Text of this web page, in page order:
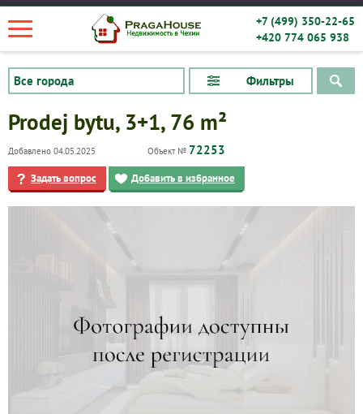
+7 (499) 350-22-65
+420 774 065 938
Фильтры
Prodej bytu, 3+1, 76 m²
Добавлено 04.05.2025 Объект № 72253
Задать вопрос Добавить в избранное